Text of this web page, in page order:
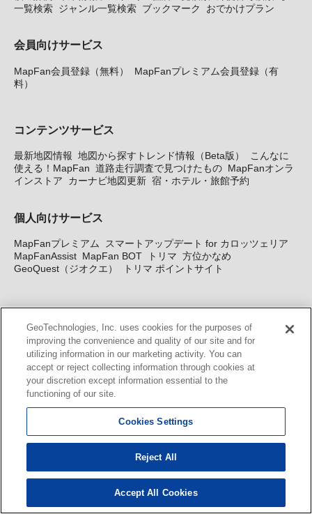
一覧検索 ジャンル一覧検索 ブックマーク おでかけプラン
会員向けサービス
MapFan会員登録（無料）
MapFanプレミアム会員登録（有
料）
コンテンツサービス
最新地図情報 地図から探すトレンド情報（Beta版）
こんなに
使える！MapFan 道路走行調査で見つけたもの MapFanオンラ
インストア
カーナビ地図更新 宿・ホテル・旅館予約
個人向けサービス
MapFanプレミアム
スマートアップデート for カロッツェリア
MapFanAssist MapFan BOT トリマ 方位かなめ
GeoQuest（ジオクエ）
トリマ ポイントサイト
法人向け地図・位置情報サービス WEBサイト・システム向け地
図API
Windows PC向け地図開発キット MapFan DB
サービス MAP WORLD+ トリマ広告 Geo-Research スグロ
カーナビ地図更新サービス
MapFan スマートメンバーズ カロッツェリア地図割プラス
© GeoTechnologies, Inc.
GeoTechnologies, Inc. uses cookies for the purposes of
improving the convenience and quality of our site and for
utilizing information in our marketing activity. You can
accept or reject collecting information through cookies at
your discretion except information essential to the
functioning of our site.
Cookies Settings
Reject All
Accept All Cookies